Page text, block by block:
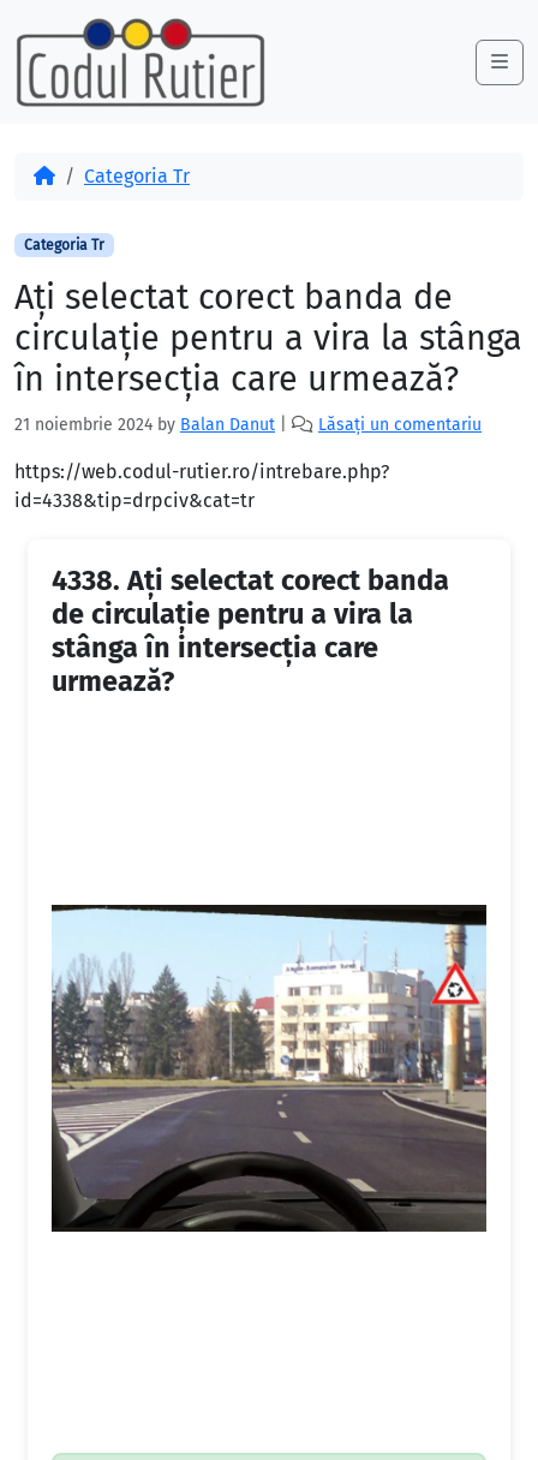
Skip to content
Skip to footer
AcasăCategoria Tr
Categoria Tr
Ați selectat corect banda de
circulație pentru a vira la stânga
în intersecția care urmează?
21 noiembrie 2024 by Balan Danut Lăsați un comentariu
https://web.codul-rutier.ro/intrebare.php?
id=4338&tip=drpciv&cat=tr
4338. Ați selectat corect banda
de circulație pentru a vira la
stânga în intersecția care
urmează?